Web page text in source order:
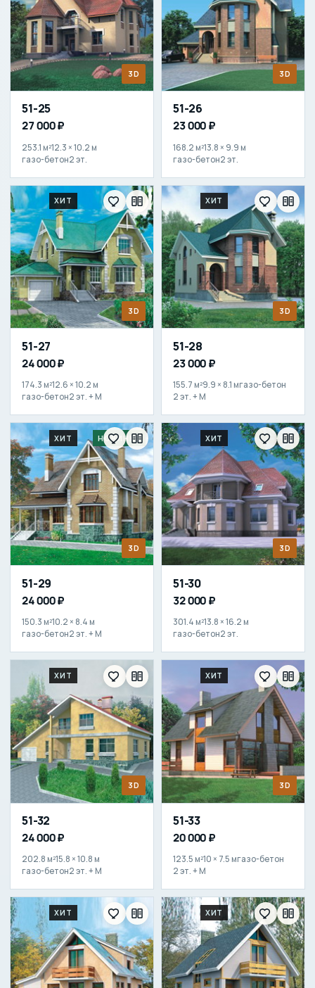
3D
51-25
27 000 ₽
253.1 м²12.3 × 10.2 м
газо-бетон2 эт.
3D
51-26
23 000 ₽
168.2 м²13.8 × 9.9 м
газо-бетон2 эт.
3D
ХИТ
51-27
24 000 ₽
174.3 м²12.6 × 10.2 м
газо-бетон2 эт. + М
3D
ХИТ
51-28
23 000 ₽
155.7 м²9.9 × 8.1 мгазо-бетон
2 эт. + М
3D
ХИТ НОВИНКА
51-29
24 000 ₽
150.3 м²10.2 × 8.4 м
газо-бетон2 эт. + М
3D
ХИТ
51-30
32 000 ₽
301.4 м²13.8 × 16.2 м
газо-бетон2 эт.
3D
ХИТ
51-32
24 000 ₽
202.8 м²15.8 × 10.8 м
газо-бетон2 эт. + М
3D
ХИТ
51-33
20 000 ₽
123.5 м²10 × 7.5 мгазо-бетон
2 эт. + М
ХИТ ХИТ